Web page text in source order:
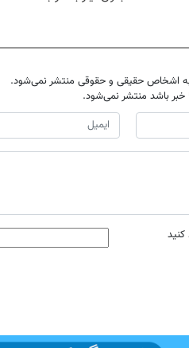
اشخاص حقیقی و حقوقی منتشر نمی‌شود.
خبر باشد منتشر نمی‌شود.